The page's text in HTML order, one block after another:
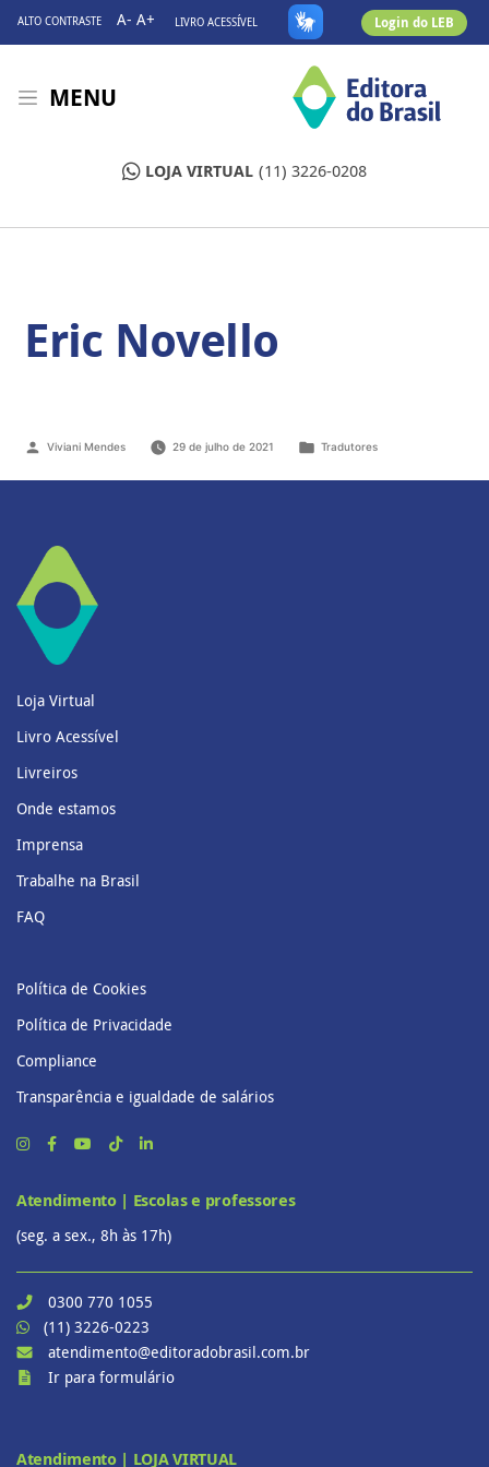
ALTO CONTRASTE A- A+ LIVRO ACESSÍVEL Login do LEB
MENU
LOJA VIRTUAL (11) 3226-0208
Eric Novello
Viviani Mendes 29 de julho de 2021 Tradutores
Loja Virtual
Livro Acessível
Livreiros
Onde estamos
Imprensa
Trabalhe na Brasil
FAQ
Política de Cookies
Política de Privacidade
Compliance
Transparência e igualdade de salários
Atendimento | Escolas e professores
(seg. a sex., 8h às 17h)
0300 770 1055
(11) 3226-0223
atendimento@editoradobrasil.com.br
Ir para formulário
Atendimento | LOJA VIRTUAL